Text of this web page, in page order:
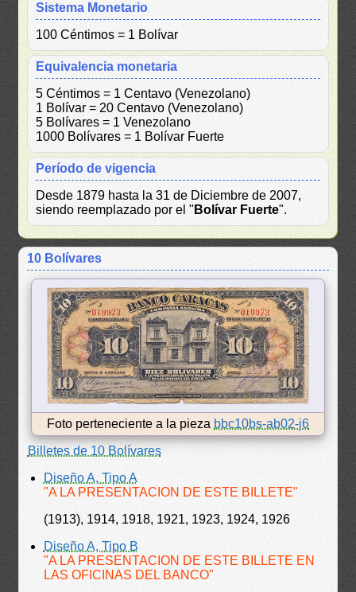
Sistema Monetario
100 Céntimos = 1 Bolívar
Equivalencia monetaria
5 Céntimos = 1 Centavo (Venezolano)
1 Bolívar = 20 Centavo (Venezolano)
5 Bolívares = 1 Venezolano
1000 Bolívares = 1 Bolívar Fuerte
Período de vigencia
Desde 1879 hasta la 31 de Diciembre de 2007,
siendo reemplazado por el " Bolívar Fuerte".
10 Bolívares
Foto perteneciente a la pieza bbc10bs-ab02-j6
Billetes de 10 Bolívares
Diseño A, Tipo A
"A LA PRESENTACION DE ESTE BILLETE"
(1913), 1914, 1918, 1921, 1923, 1924, 1926
Diseño A, Tipo B
"A LA PRESENTACION DE ESTE BILLETE EN
LAS OFICINAS DEL BANCO"